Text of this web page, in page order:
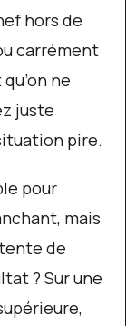
hors de
carrément
ne
juste
pire.
pour
mais
de
? Sur une